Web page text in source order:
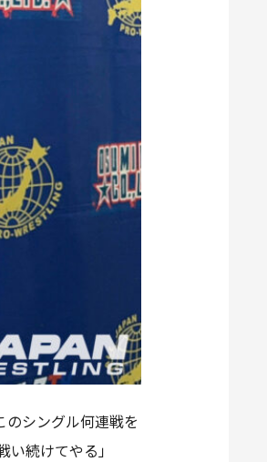
シングル何連戦を
続けてやる」